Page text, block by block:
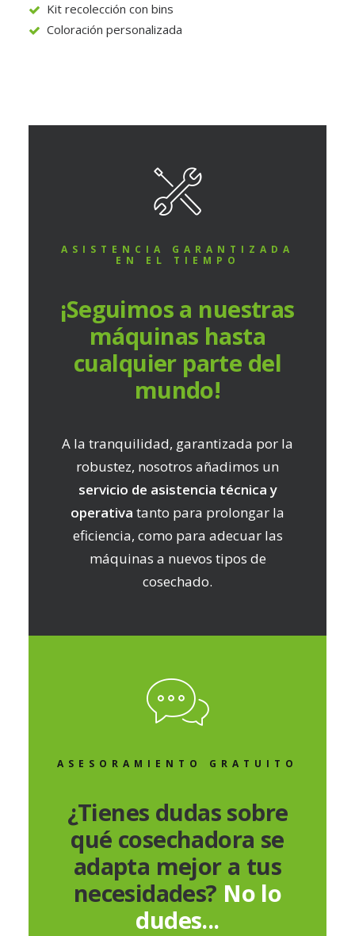
Kit recolección con bins
Coloración personalizada
ASISTENCIA GARANTIZADA
EN EL TIEMPO
¡Seguimos a nuestras
máquinas hasta
cualquier parte del
mundo!
A la tranquilidad, garantizada por la
robustez, nosotros añadimos un
servicio de asistencia técnica y
operativa tanto para prolongar la
eficiencia, como para adecuar las
máquinas a nuevos tipos de
cosechado.
ASESORAMIENTO GRATUITO
¿Tienes dudas sobre
qué cosechadora se
adapta mejor a tus
necesidades? No lo
dudes...